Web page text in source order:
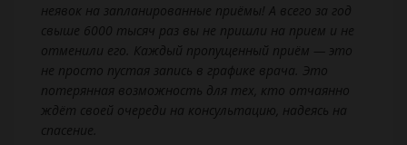
неявок на запланированные приёмы! А всего за год
свыше 6000 тысяч раз вы не пришли на прием и не
отменили его. Каждый пропущенный приём — это
не просто пустая запись в графике врача. Это
потерянная возможность для тех, кто отчаянно
ждёт своей очереди на консультацию, надеясь на
спасение.